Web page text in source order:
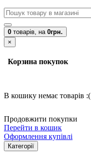
0 товарів, на 0грн.
×
Корзина покупок
В кошику немає товарів :(
Продовжити покупки
Перейти в кошик
Оформлення купівлі
Категорії